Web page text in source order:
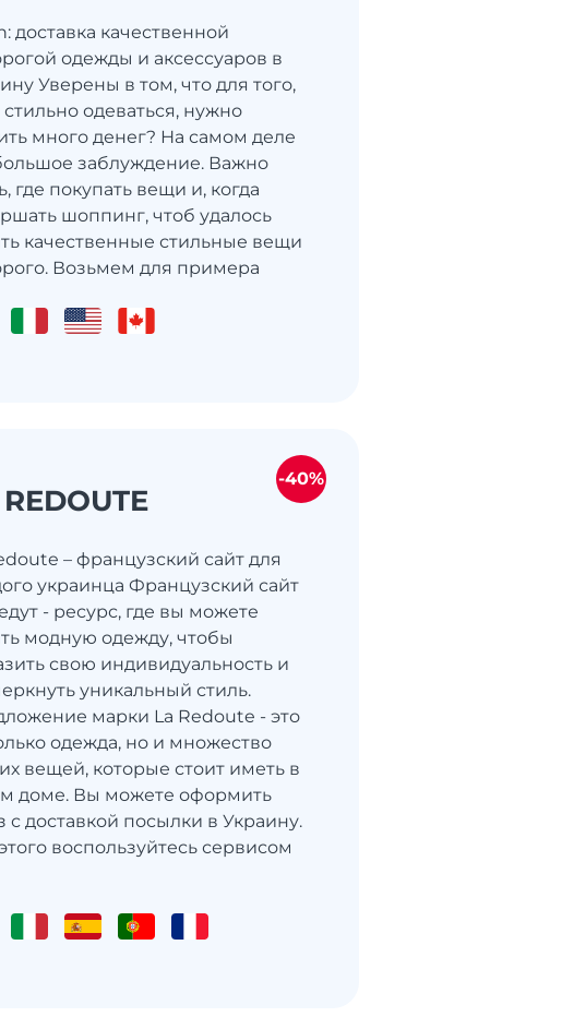
доставка качественной
одежды и аксессуаров в
Уверены в том, что для того,
стильно одеваться, нужно
много денег? На самом деле
заблуждение. Важно
где покупать вещи и, когда
шоппинг, чтоб удалось
качественные стильные вещи
Возьмем для примера
– французский сайт для
украинца Французский сайт
- ресурс, где вы можете
модную одежду, чтобы
свою индивидуальность и
уникальный стиль.
марки La Redoute - это
одежда, но и множество
вещей, которые стоит иметь в
доме. Вы можете оформить
с доставкой посылки в Украину.
воспользуйтесь сервисом
-40%